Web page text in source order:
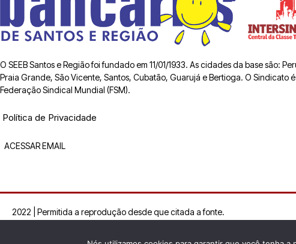
O SEEB Santos e Região foi fundado em 11/01/1933. As cidades da base são:
Praia Grande, São Vicente, Santos, Cubatão, Guarujá e Bertioga. O Sindicato
Federação Sindical Mundial (FSM).
Política de Privacidade
ACESSAR EMAIL
2022 | Permitida a reprodução desde que citada a fonte.